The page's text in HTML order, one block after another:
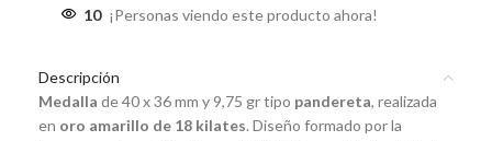
10 ¡Personas viendo este producto ahora!
Descripción
Medalla de 40 x 36 mm y 9,75 gr tipo pandereta, realizada
en oro amarillo de 18 kilates. Diseño formado por la